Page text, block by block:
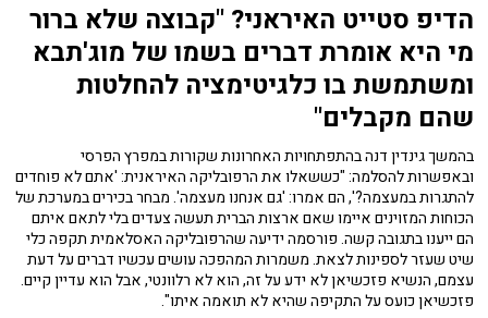
הדיפ סטייט האיראני? "קבוצה שלא ברור
מי היא אומרת דברים בשמו של מוג'תבא
ומשתמשת בו כלגיטימציה להחלטות
שהם מקבלים"
בהמשך גינדין דנה בהתפתחויות האחרונות שקורות במפרץ הפרסי
ובאפשרות להסלמה: "כששאלו את הרפובליקה האיראנית: 'אתם לא פוחדים
להתגרות במעצמה?', הם אמרו: 'גם אנחנו מעצמה'. מבחר בכירים במערכת של
הכוחות המזוינים איימו שאם ארצות הברית תעשה צעדים בלי לתאם איתם
הם ייענו בתגובה קשה. פורסמה ידיעה שהרפובליקה האסלאמית תקפה כלי
שיט שעזר לספינות לצאת. משמרות המהפכה עושים עכשיו דברים על דעת
עצמם, הנשיא פזכשיאן לא ידע על זה, הוא לא רלוונטי, אבל הוא עדיין קיים.
פזכשיאן כועס על התקיפה שהיא לא תואמה איתו".